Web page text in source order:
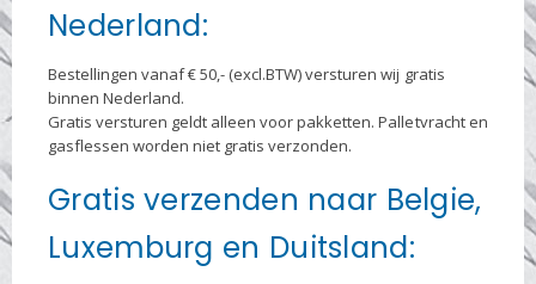
Nederland:
Bestellingen vanaf € 50,- (excl.BTW) versturen wij gratis
binnen Nederland.
Gratis versturen geldt alleen voor pakketten. Palletvracht en
gasflessen worden niet gratis verzonden.
Gratis verzenden naar Belgie,
Luxemburg en Duitsland: